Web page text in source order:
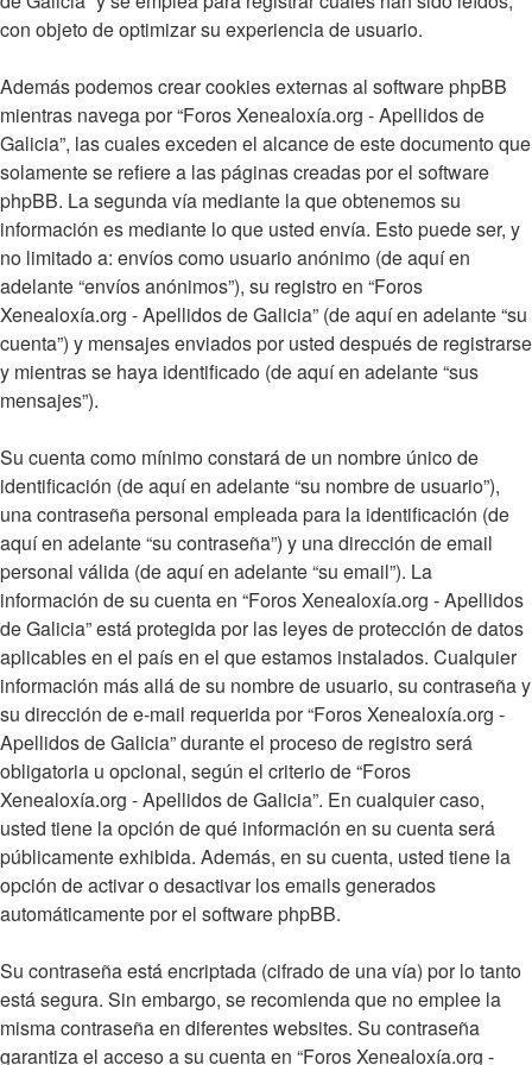
con objeto de optimizar su experiencia de usuario.
Además podemos crear cookies externas al software phpBB
mientras navega por “Foros Xenealoxía.org - Apellidos de
Galicia”, las cuales exceden el alcance de este documento que
solamente se refiere a las páginas creadas por el software
phpBB. La segunda vía mediante la que obtenemos su
información es mediante lo que usted envía. Esto puede ser, y
no limitado a: envíos como usuario anónimo (de aquí en
adelante “envíos anónimos”), su registro en “Foros
Xenealoxía.org - Apellidos de Galicia” (de aquí en adelante “su
cuenta”) y mensajes enviados por usted después de registrarse
y mientras se haya identificado (de aquí en adelante “sus
mensajes”).
Su cuenta como mínimo constará de un nombre único de
identificación (de aquí en adelante “su nombre de usuario”),
una contraseña personal empleada para la identificación (de
aquí en adelante “su contraseña”) y una dirección de email
personal válida (de aquí en adelante “su email”). La
información de su cuenta en “Foros Xenealoxía.org - Apellidos
de Galicia” está protegida por las leyes de protección de datos
aplicables en el país en el que estamos instalados. Cualquier
información más allá de su nombre de usuario, su contraseña y
su dirección de e-mail requerida por “Foros Xenealoxía.org -
Apellidos de Galicia” durante el proceso de registro será
obligatoria u opcional, según el criterio de “Foros
Xenealoxía.org - Apellidos de Galicia”. En cualquier caso,
usted tiene la opción de qué información en su cuenta será
públicamente exhibida. Además, en su cuenta, usted tiene la
opción de activar o desactivar los emails generados
automáticamente por el software phpBB.
Su contraseña está encriptada (cifrado de una vía) por lo tanto
está segura. Sin embargo, se recomienda que no emplee la
misma contraseña en diferentes websites. Su contraseña
garantiza el acceso a su cuenta en “Foros Xenealoxía.org -